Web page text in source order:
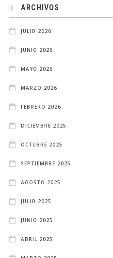
ARCHIVOS
JULIO 2026
JUNIO 2026
MAYO 2026
MARZO 2026
FEBRERO 2026
DICIEMBRE 2025
OCTUBRE 2025
SEPTIEMBRE 2025
AGOSTO 2025
JULIO 2025
JUNIO 2025
ABRIL 2025